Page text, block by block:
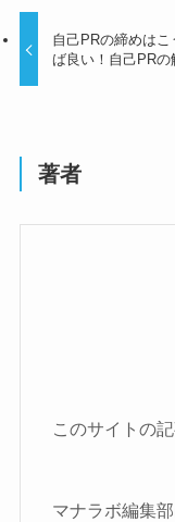
自己PRの締めはこ
ば良い！自己PRの
著者
このサイトの
マナラボ編集